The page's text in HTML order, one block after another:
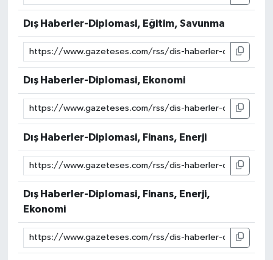
Dış Haberler-Diplomasi, Eğitim, Savunma
Dış Haberler-Diplomasi, Ekonomi
Dış Haberler-Diplomasi, Finans, Enerji
Dış Haberler-Diplomasi, Finans, Enerji,
Ekonomi